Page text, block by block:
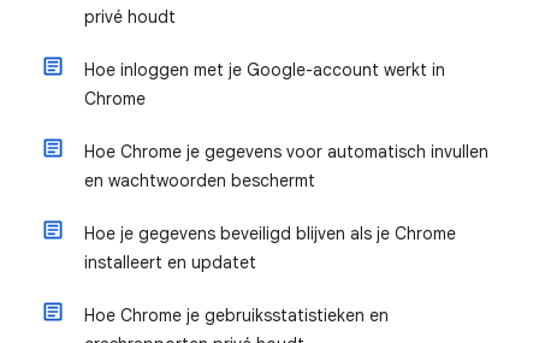
privé houdt
Hoe inloggen met je Google-account werkt in
Chrome
Hoe Chrome je gegevens voor automatisch invullen
en wachtwoorden beschermt
Hoe je gegevens beveiligd blijven als je Chrome
installeert en updatet
Hoe Chrome je gebruiksstatistieken en